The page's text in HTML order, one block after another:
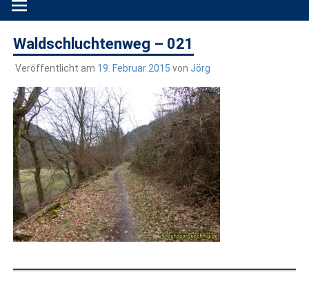
Waldschluchtenweg – 021
Veröffentlicht am 19. Februar 2015 von Jörg